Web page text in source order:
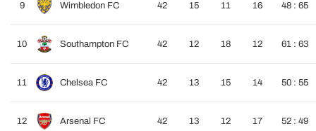
9 Wimbledon FC 42 15 11 16 48 : 65
10 Southampton FC 42 12 18 12 61 : 63
11 Chelsea FC 42 13 15 14 50 : 55
12 Arsenal FC 42 13 12 17 52 : 49